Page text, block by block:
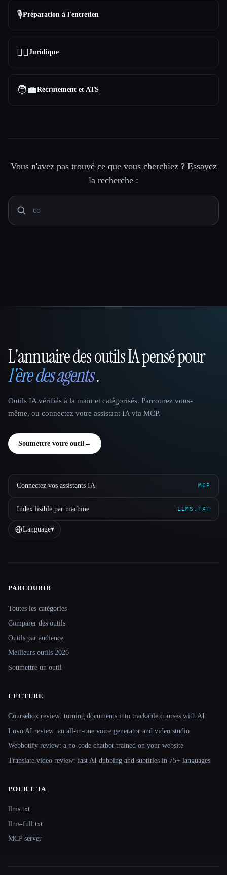
🎙️Préparation à l'entretien
👩‍⚖️Juridique
🧑‍💼Recrutement et ATS
Vous n'avez pas trouvé ce que vous cherchiez ? Essayez
la recherche :
That AI Collection
L'annuaire des outils IA pensé pour
l'ère des agents.
Outils IA vérifiés à la main et catégorisés. Parcourez vous-
même, ou connectez votre assistant IA via MCP.
Soumettre votre outil→
Connectez vos assistants IA MCP
Index lisible par machine LLMS.TXT
Language▾
Site navigation
PARCOURIR
Toutes les catégories
Comparer des outils
Outils par audience
Meilleurs outils 2026
Soumettre un outil
LECTURE
Coursebox review: turning documents into trackable courses with AI
Lovo AI review: an all-in-one voice generator and video studio
Webbotify review: a no-code chatbot trained on your website
Translate.video review: fast AI dubbing and subtitles in 75+ languages
POUR L'IA
llms.txt
llms-full.txt
MCP server